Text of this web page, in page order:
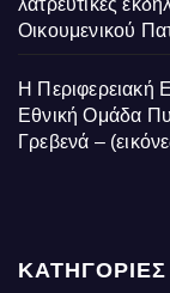
λατρευτικές
Οικουμενικού
Η Περιφερειακή
Εθνική Ομάδα
Γρεβενά –
ΚΑΤΗΓΟΡΙΕΣ